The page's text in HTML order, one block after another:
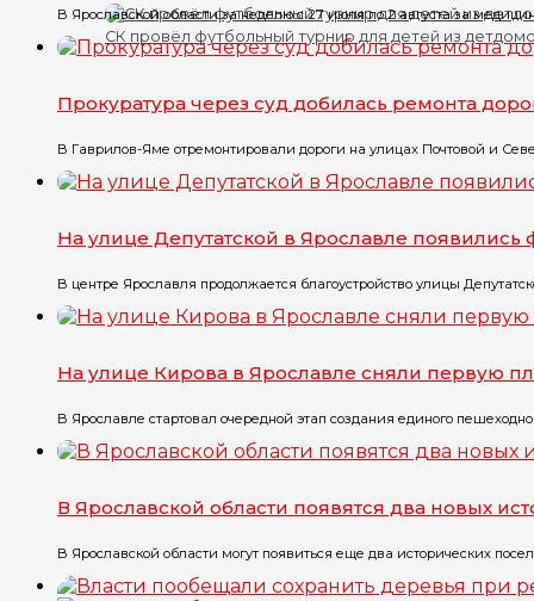
СК провёл футбольный турнир для детей из
В Ярославской области за неделю с 27 июля по 2 августа за
Прокуратура через суд добилась ремонта
В Гаврилов-Яме отремонтировали дороги на улицах Почтовой и
На улице Депутатской в Ярославле появились
В центре Ярославля продолжается благоустройство улицы
На улице Кирова в Ярославле сняли первую
В Ярославле стартовал очередной этап создания единого
В Ярославской области появятся два новых
В Ярославской области могут появиться еще два исторических